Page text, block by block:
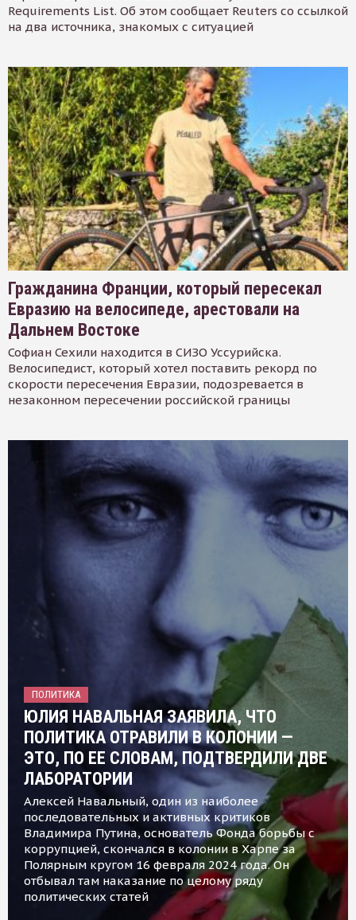
Requirements List. Об этом сообщает Reuters со ссылкой
на два источника, знакомых с ситуацией
Гражданина Франции, который пересекал
Евразию на велосипеде, арестовали на
Дальнем Востоке
Софиан Сехили находится в СИЗО Уссурийска.
Велосипедист, который хотел поставить рекорд по
скорости пересечения Евразии, подозревается в
незаконном пересечении российской границы
ПОЛИТИКА
ЮЛИЯ НАВАЛЬНАЯ ЗАЯВИЛА, ЧТО
ПОЛИТИКА ОТРАВИЛИ В КОЛОНИИ —
ЭТО, ПО ЕЕ СЛОВАМ, ПОДТВЕРДИЛИ ДВЕ
ЛАБОРАТОРИИ
Алексей Навальный, один из наиболее
последовательных и активных критиков
Владимира Путина, основатель Фонда борьбы с
коррупцией, скончался в колонии в Харпе за
Полярным кругом 16 февраля 2024 года. Он
отбывал там наказание по целому ряду
политических статей